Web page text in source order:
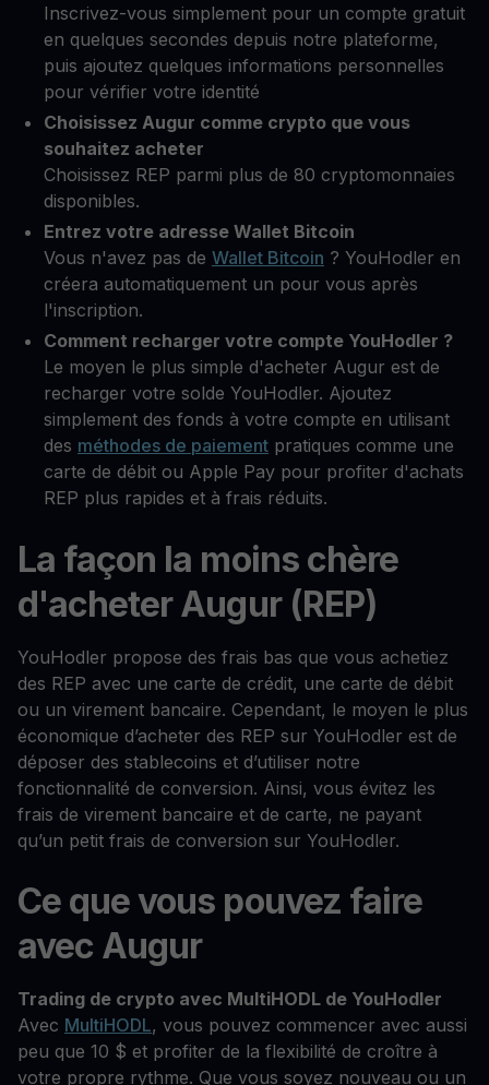
Inscrivez-vous simplement pour un compte gratuit
en quelques secondes depuis notre plateforme,
puis ajoutez quelques informations personnelles
pour vérifier votre identité
Choisissez Augur comme crypto que vous
souhaitez acheter
Choisissez REP parmi plus de 80 cryptomonnaies
disponibles.
Entrez votre adresse Wallet Bitcoin
Vous n'avez pas de Wallet Bitcoin ? YouHodler en
créera automatiquement un pour vous après
l'inscription.
Comment recharger votre compte YouHodler ?
Le moyen le plus simple d'acheter Augur est de
recharger votre solde YouHodler. Ajoutez
simplement des fonds à votre compte en utilisant
des méthodes de paiement pratiques comme une
carte de débit ou Apple Pay pour profiter d'achats
REP plus rapides et à frais réduits.
La façon la moins chère
d'acheter Augur (REP)
YouHodler propose des frais bas que vous achetiez
des REP avec une carte de crédit, une carte de débit
ou un virement bancaire. Cependant, le moyen le plus
économique d’acheter des REP sur YouHodler est de
déposer des stablecoins et d’utiliser notre
fonctionnalité de conversion. Ainsi, vous évitez les
frais de virement bancaire et de carte, ne payant
qu’un petit frais de conversion sur YouHodler.
Ce que vous pouvez faire
avec Augur
Trading de crypto avec MultiHODL de YouHodler
Avec MultiHODL, vous pouvez commencer avec aussi
peu que 10 $ et profiter de la flexibilité de croître à
votre propre rythme. Que vous soyez nouveau ou un